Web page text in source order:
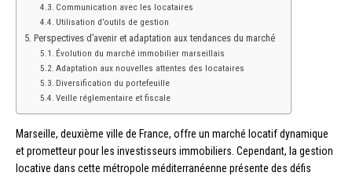
Communication avec les locataires
Utilisation d’outils de gestion
Perspectives d’avenir et adaptation aux tendances du marché
Évolution du marché immobilier marseillais
Adaptation aux nouvelles attentes des locataires
Diversification du portefeuille
Veille réglementaire et fiscale
Marseille, deuxième ville de France, offre un marché locatif dynamique
et prometteur pour les investisseurs immobiliers. Cependant, la gestion
locative dans cette métropole méditerranéenne présente des défis